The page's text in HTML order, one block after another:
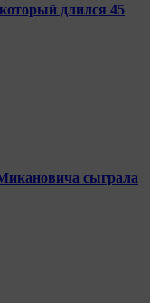
длился 45
сыграла